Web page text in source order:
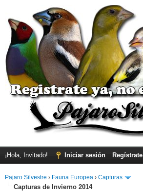
¡Hola, Invitado! Iniciar sesión Regístrate
Pajaro Silvestre › Fauna Europea › Capturas
Capturas de Invierno 2014